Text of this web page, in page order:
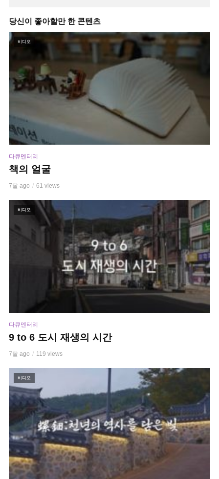
당신이 좋아할만 한 콘텐츠
비디오
다큐멘터리
책의 얼굴
7달 ago 61 views
비디오
다큐멘터리
9 to 6 도시 재생의 시간
7달 ago 119 views
비디오